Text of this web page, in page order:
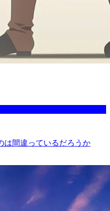
は間違っているだろうか